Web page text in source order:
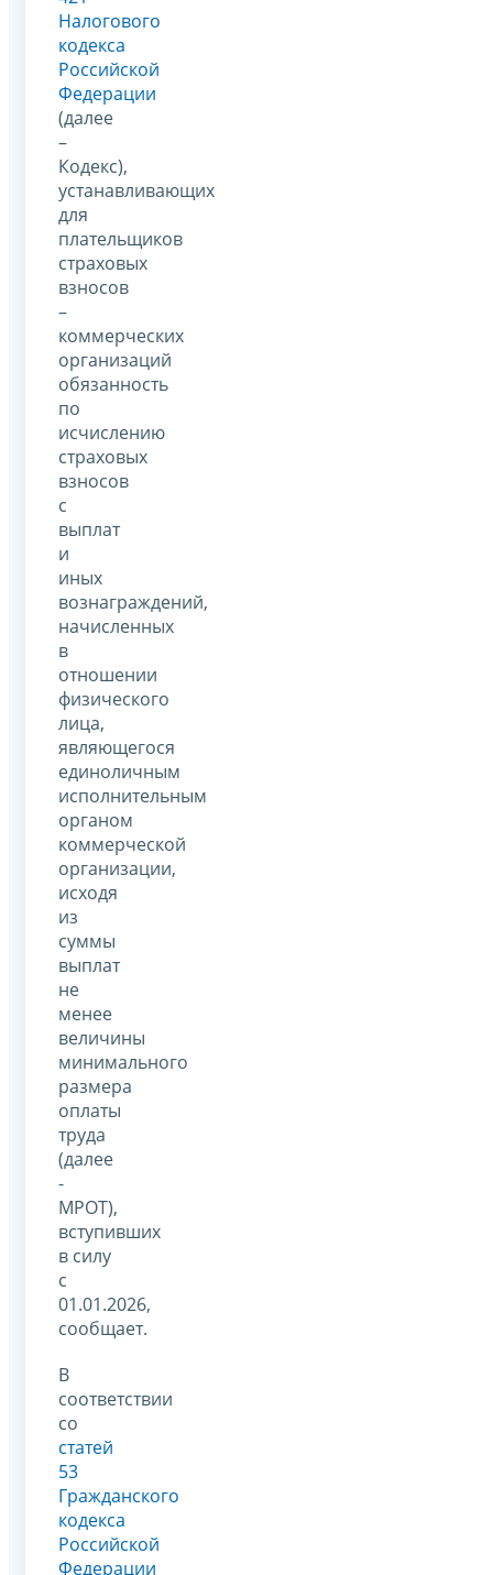
Налогового
кодекса
Российской
Федерации
(далее
–
Кодекс),
устанавливающих
для
плательщиков
страховых
взносов
–
коммерческих
организаций
обязанность
по
исчислению
страховых
взносов
с
выплат
и
иных
вознаграждений,
начисленных
в
отношении
физического
лица,
являющегося
единоличным
исполнительным
органом
коммерческой
организации,
исходя
из
суммы
выплат
не
менее
величины
минимального
размера
оплаты
труда
(далее
-
МРОТ),
вступивших
в силу
с
01.01.2026,
сообщает.
В
соответствии
со
статей
53
Гражданского
кодекса
Российской
Федерации